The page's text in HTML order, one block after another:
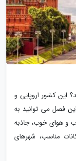
این کشور اروپایی و
فصل می توانید به
و هوای خوب، جاذبه
مناسب، شهرهای